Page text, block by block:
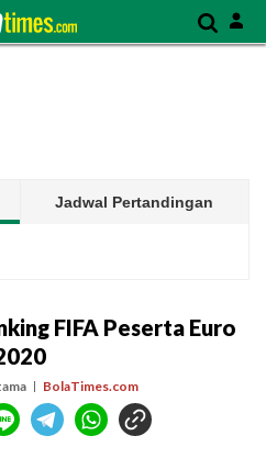
Jadwal Pertandingan
FIFA Peserta Euro
BolaTimes.com